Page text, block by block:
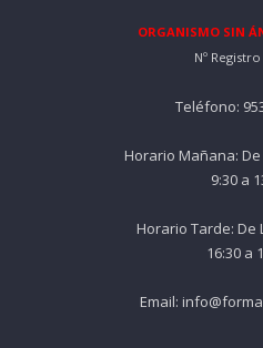
ORGANISMO SIN
Nº Registro
Teléfono:
Horario Mañana:
9:30 a
Horario Tarde: De
16:30 a
Email: